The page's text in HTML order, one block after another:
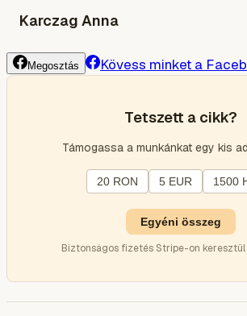
Karczag Anna
Megosztás Kövess minket a
Tetszett a cikk?
Támogassa a munkánkat egy kis
20 RON 5 EUR 1500
Egyéni összeg
Biztonságos fizetés Stripe-on keresztül